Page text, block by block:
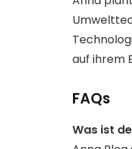
auf ihrem
FAQs
Was ist